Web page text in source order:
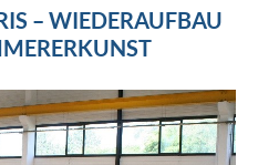
– WIEDERAUFBAU